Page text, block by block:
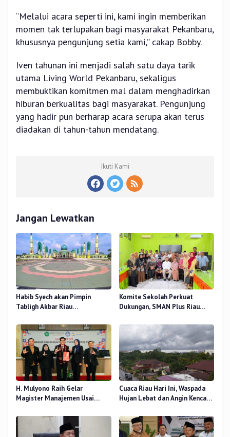
“Melalui acara seperti ini, kami ingin memberikan
momen tak terlupakan bagi masyarakat Pekanbaru,
khususnya pengunjung setia kami,” cakap Bobby.
Iven tahunan ini menjadi salah satu daya tarik
utama Living World Pekanbaru, sekaligus
membuktikan komitmen mal dalam menghadirkan
hiburan berkualitas bagi masyarakat. Pengunjung
yang hadir pun berharap acara serupa akan terus
diadakan di tahun-tahun mendatang.
Ikuti Kami
Jangan Lewatkan
Habib Syech akan Pimpin
Tabligh Akbar Riau
Nur, Besok
Komite Sekolah Perkuat
Dukungan, SMAN Plus Riau
Pendidikan
H. Mulyono Raih Gelar
Magister Manajemen Usai
Terhadap Beban Kerja
Cuaca Riau Hari Ini, Waspada
Hujan Lebat dan Angin Kencang